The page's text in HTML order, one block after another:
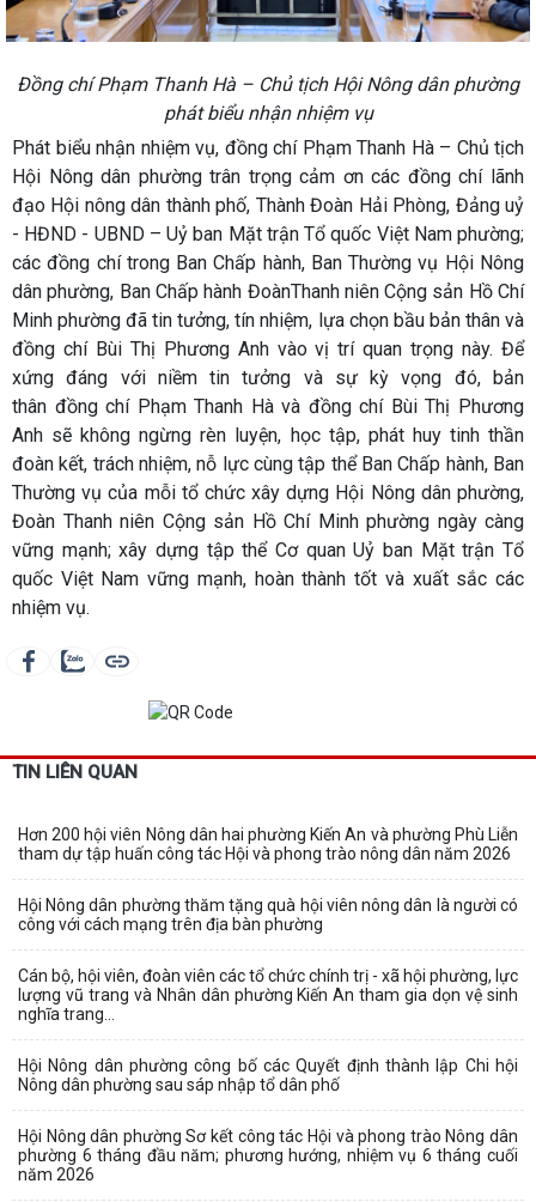
Đồng chí Phạm Thanh Hà – Chủ tịch Hội Nông dân phường
phát biểu nhận nhiệm vụ
Phát biểu nhận nhiệm vụ, đồng chí Phạm Thanh Hà – Chủ tịch
Hội Nông dân phường trân trọng cảm ơn các đồng chí lãnh
đạo Hội nông dân thành phố, Thành Đoàn Hải Phòng, Đảng uỷ
- HĐND - UBND – Uỷ ban Mặt trận Tổ quốc Việt Nam phường;
các đồng chí trong Ban Chấp hành, Ban Thường vụ Hội Nông
dân phường, Ban Chấp hành ĐoànThanh niên Cộng sản Hồ Chí
Minh phường đã tin tưởng, tín nhiệm, lựa chọn bầu bản thân và
đồng chí Bùi Thị Phương Anh vào vị trí quan trọng này. Để
xứng đáng với niềm tin tưởng và sự kỳ vọng đó, bản
thân đồng chí Phạm Thanh Hà và đồng chí Bùi Thị Phương
Anh sẽ không ngừng rèn luyện, học tập, phát huy tinh thần
đoàn kết, trách nhiệm, nỗ lực cùng tập thể Ban Chấp hành, Ban
Thường vụ của mỗi tổ chức xây dựng Hội Nông dân phường,
Đoàn Thanh niên Cộng sản Hồ Chí Minh phường ngày càng
vững mạnh; xây dựng tập thể Cơ quan Uỷ ban Mặt trận Tổ
quốc Việt Nam vững mạnh, hoàn thành tốt và xuất sắc các
nhiệm vụ.
TIN LIÊN QUAN
Hơn 200 hội viên Nông dân hai phường Kiến An và phường Phù Liễn
tham dự tập huấn công tác Hội và phong trào nông dân năm 2026
Hội Nông dân phường thăm tặng quà hội viên nông dân là người có
công với cách mạng trên địa bàn phường
Cán bộ, hội viên, đoàn viên các tổ chức chính trị - xã hội phường, lực
lượng vũ trang và Nhân dân phường Kiến An tham gia dọn vệ sinh
nghĩa trang...
Hội Nông dân phường công bố các Quyết định thành lập Chi hội
Nông dân phường sau sáp nhập tổ dân phố
Hội Nông dân phường Sơ kết công tác Hội và phong trào Nông dân
phường 6 tháng đầu năm; phương hướng, nhiệm vụ 6 tháng cuối
năm 2026